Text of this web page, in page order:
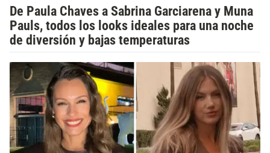
De Paula Chaves a Sabrina Garciarena y Muna
Pauls, todos los looks ideales para una noche
de diversión y bajas temperaturas